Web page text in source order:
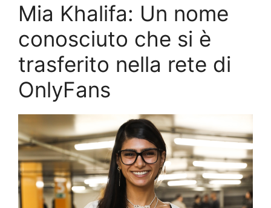
Mia Khalifa: Un nome
conosciuto che si è
trasferito nella rete di
OnlyFans